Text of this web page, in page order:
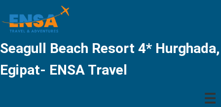
Seagull Beach Resort 4* Hurghada,
Egipat- ENSA Travel
☰